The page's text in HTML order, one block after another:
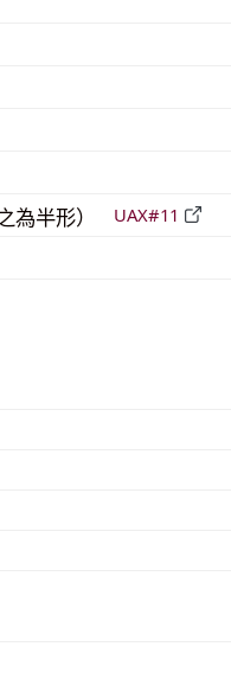
為半形） UAX#11